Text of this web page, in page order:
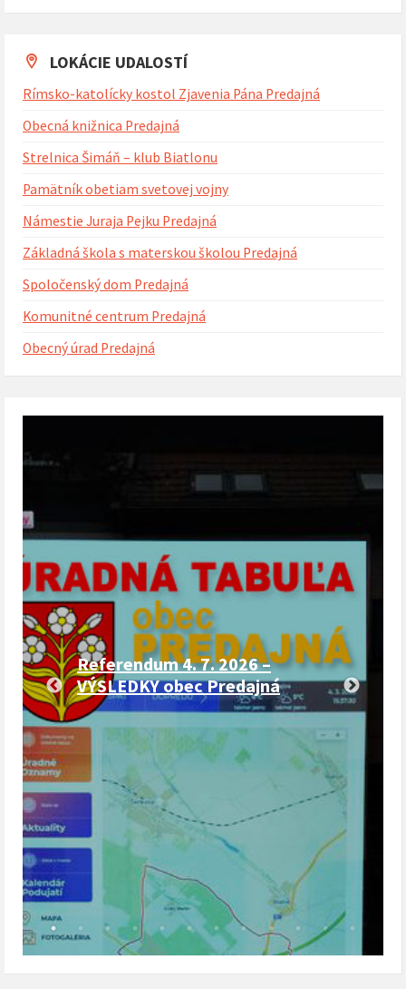
na
dni
LOKÁCIE UDALOSTÍ
Rímsko-katolícky kostol Zjavenia Pána Predajná
Obecná knižnica Predajná
Strelnica Šimáň – klub Biatlonu
Pamätník obetiam svetovej vojny
Námestie Juraja Pejku Predajná
Základná škola s materskou školou Predajná
Spoločenský dom Predajná
Komunitné centrum Predajná
Obecný úrad Predajná
Referendum 4. 7. 2026 –
VÝSLEDKY obec Predajná